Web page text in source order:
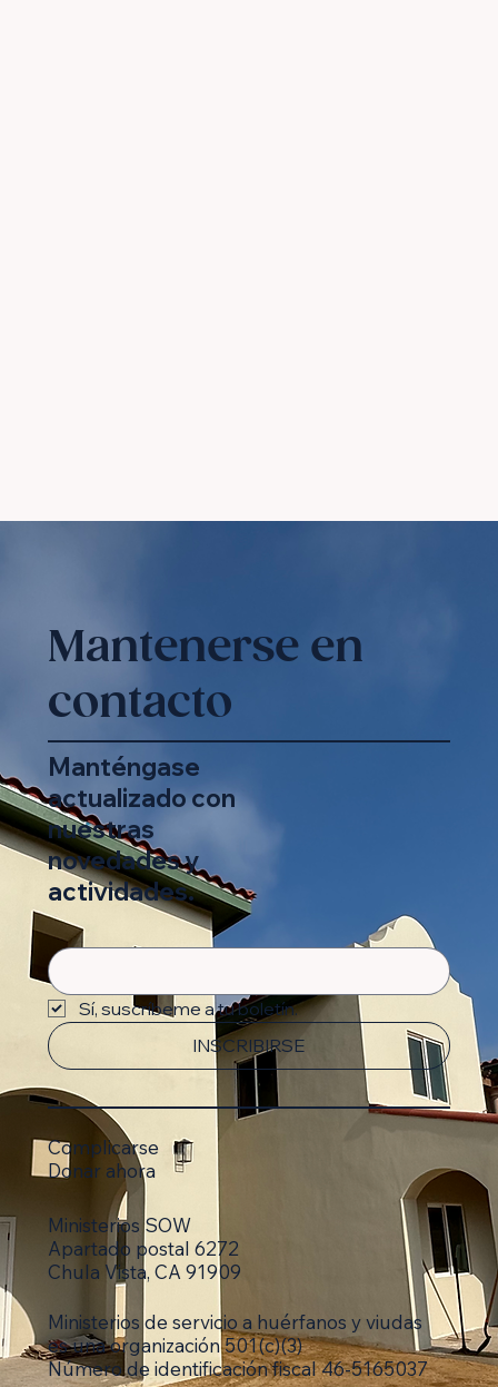
Mantenerse en
contacto
Manténgase
actualizado con
nuestras
novedades y
actividades.
Sí, suscríbeme a tu boletín.
INSCRIBIRSE
Complicarse
Donar ahora
Ministerios SOW
Apartado postal 6272
Chula Vista, CA 91909
Ministerios de servicio a huérfanos y viudas
es una organización 501(c)(3)
Número de identificación fiscal 46-5165037